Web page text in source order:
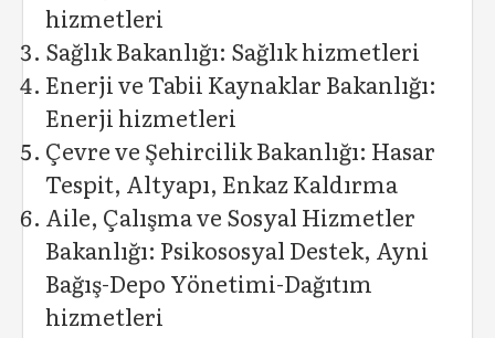
hizmetleri
Sağlık Bakanlığı: Sağlık hizmetleri
Enerji ve Tabii Kaynaklar Bakanlığı:
Enerji hizmetleri
Çevre ve Şehircilik Bakanlığı: Hasar
Tespit, Altyapı, Enkaz Kaldırma
Aile, Çalışma ve Sosyal Hizmetler
Bakanlığı: Psikososyal Destek, Ayni
Bağış-Depo Yönetimi-Dağıtım
hizmetleri